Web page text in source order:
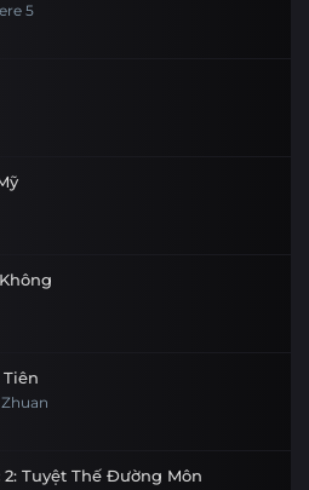
5
Tuyệt Thế Đường Môn